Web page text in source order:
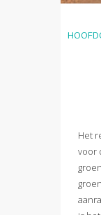
Het
voor